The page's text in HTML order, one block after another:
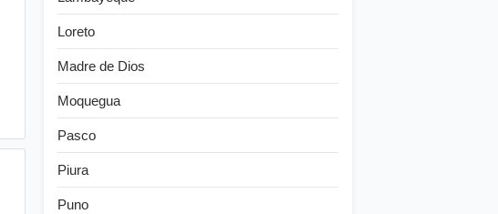
Loreto
Madre de Dios
Moquegua
Pasco
Piura
Puno